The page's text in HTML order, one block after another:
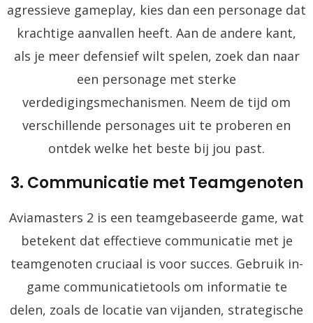
agressieve gameplay, kies dan een personage dat
krachtige aanvallen heeft. Aan de andere kant,
als je meer defensief wilt spelen, zoek dan naar
een personage met sterke
verdedigingsmechanismen. Neem de tijd om
verschillende personages uit te proberen en
ontdek welke het beste bij jou past.
3. Communicatie met Teamgenoten
Aviamasters 2 is een teamgebaseerde game, wat
betekent dat effectieve communicatie met je
teamgenoten cruciaal is voor succes. Gebruik in-
game communicatietools om informatie te
delen, zoals de locatie van vijanden, strategische